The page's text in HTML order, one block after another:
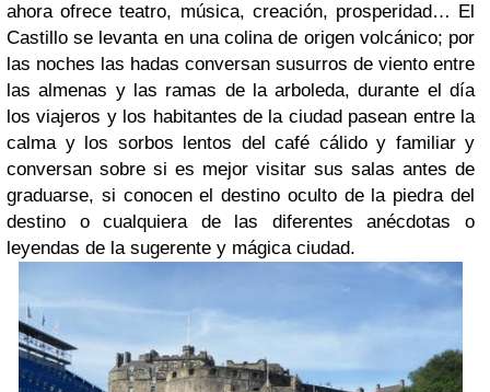
ahora ofrece teatro, música, creación, prosperidad… El
Castillo se levanta en una colina de origen volcánico; por
las noches las hadas conversan susurros de viento entre
las almenas y las ramas de la arboleda, durante el día
los viajeros y los habitantes de la ciudad pasean entre la
calma y los sorbos lentos del café cálido y familiar y
conversan sobre si es mejor visitar sus salas antes de
graduarse, si conocen el destino oculto de la piedra del
destino o cualquiera de las diferentes anécdotas o
leyendas de la sugerente y mágica ciudad.